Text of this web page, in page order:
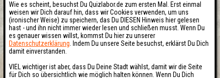
Wie es scheint, besuchst Du Quizlabor.de zum ersten Mal. Erst einmal
weisen wir Dich darauf hin, dass wir Cookies verwenden, um uns
(ironischer Weise) zu speichern, das Du DIESEN Hinweis hier gelesen
hast - und ihn nicht immer wieder lesen und schließen musst. Wenn Du
es genauer wissen willst, kommst Du hier zu unserer
Datenschutzerklärung . Indem Du unsere Seite besuchst, erklärst Du Dich
damit einverstanden.
VIEL wichtiger ist aber, dass Du Deine Stadt wählst, damit wir die Seite
für Dich so übersichtlich wie möglich halten können. Wenn Du Dich